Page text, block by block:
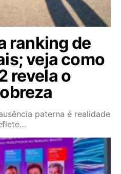
ranking de
veja como
revela o
paterna é realidade